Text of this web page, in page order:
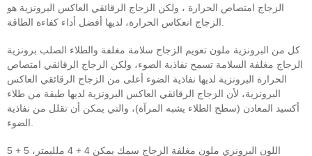
الزجاج امتصاص الحرارة ، ولكن الزجاج الرقائقي العاكس البرونزية هو
كل من البرونزية ملون تعويم الزجاج سلامة مغلفة والطلاء الصلب برونزية
الزجاج مغلفة السلامة تسمح نفاذية الضوء، ولكن الزجاج الرقائقي امتصاص
الحرارة البرونزية لديها نفاذية الضوء أعلى من الزجاج الرقائقي العاكس
البرونزية، لأن الزجاج الرقائقي العاكس البرونزية لديها طبقة من طلاء
أكسيد المعادن (سطح الطلاء يشبه المرآة)، والتي يمكن أن تقلل من نفاذية
اللون البرونزي ملون مغلفة الزجاج سمك يمكن 4 + 4 ملليمتر، 5 + 5